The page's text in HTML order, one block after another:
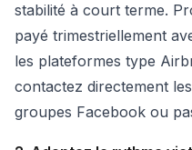
stabilité à court terme.
payé trimestriellement
les plateformes type
contactez directement
groupes Facebook ou